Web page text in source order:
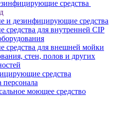
средства
дезинфицирующие средства
для внутренней CIP
для внешней мойки
стен, полов и других
средства
персонала
моющее средство